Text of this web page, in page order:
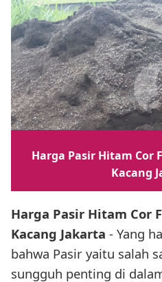
Harga Pasir Hitam Cor
Kacang
Harga Pasir Hitam Cor
Kacang Jakarta - Yang
bahwa Pasir yaitu salah
sungguh penting di